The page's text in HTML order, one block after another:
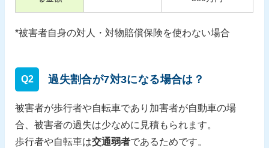
*被害者自身の対人・対物賠償保険を使わない場合
Q2 過失割合が7対3になる場合は？
被害者が歩行者や自転車であり加害者が自動車の場
合、被害者の過失は少なめに見積もられます。
歩行者や自転車は交通弱者であるためです。